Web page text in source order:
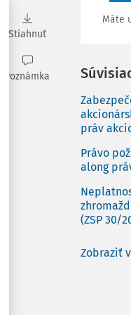
Stiahnuť
Poznámka
Máte
práv
Právo
along
(ZSP 30/
Zobraziť